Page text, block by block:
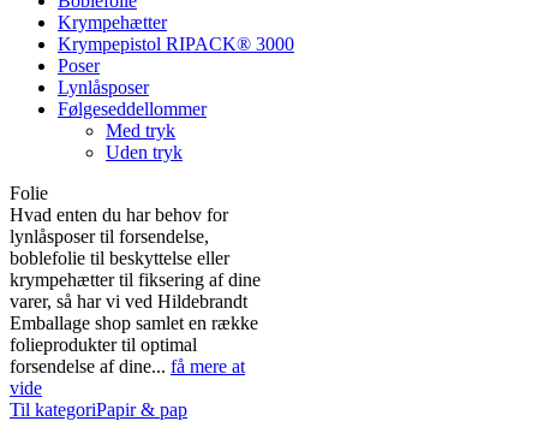
Krympehætter
Krympepistol RIPACK® 3000
Poser
Lynlåsposer
Følgeseddellommer
Med tryk
Uden tryk
Folie
Hvad enten du har behov for
lynlåsposer til forsendelse,
boblefolie til beskyttelse eller
krympehætter til fiksering af dine
varer, så har vi ved Hildebrandt
Emballage shop samlet en række
folieprodukter til optimal
forsendelse af dine... få mere at
vide
Til kategoriPapir & pap